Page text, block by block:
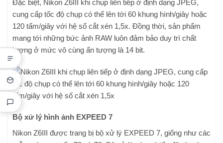
Đặc biệt, Nikon Z6III khi chụp liên tiếp ở định dạng JPEG,
cung cấp tốc độ chụp có thể lên tới 60 khung hình/giây hoặc
120 tấm/giây với hệ số cắt xén 1,5x. Đồng thời, sản phẩm
mang tới những bức ảnh RAW luôn đảm bảo duy trì chất
lượng ở mức vô cùng ấn tượng là 14 bit.
Bộ xử lý hình ảnh EXPEED 7
Nikon Z6III được trang bị bộ xử lý EXPEED 7, giống như các